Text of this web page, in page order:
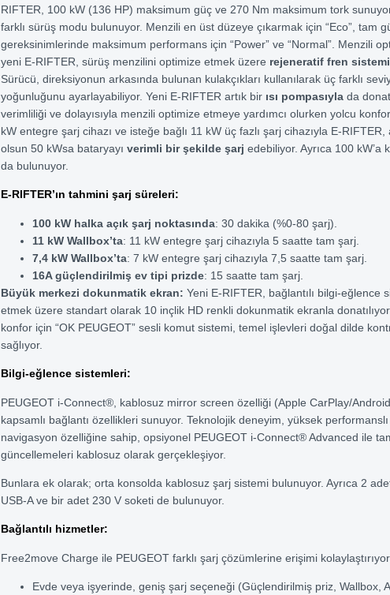
RIFTER, 100 kW (136 HP) maksimum güç ve 270 Nm maksimum tork
farklı sürüş modu bulunuyor. Menzili en üst düzeye çıkarmak için “Eco”, tam
gereksinimlerinde maksimum performans için “Power” ve “Normal”. Menzili
yeni E-RIFTER, sürüş menzilini optimize etmek üzere rejeneratif fren
Sürücü, direksiyonun arkasında bulunan kulakçıkları kullanılarak üç farklı
yoğunluğunu ayarlayabiliyor. Yeni E-RIFTER artık bir ısı pompasıyla da
verimliliği ve dolayısıyla menzili optimize etmeye yardımcı olurken yolcu
kW entegre şarj cihazı ve isteğe bağlı 11 kW üç fazlı şarj cihazıyla E-RIFTER,
olsun 50 kWsa bataryayı verimli bir şekilde şarj edebiliyor. Ayrıca 100 kW’a
da bulunuyor.
E-RIFTER’ın tahmini şarj süreleri:
100 kW halka açık şarj noktasında: 30 dakika (%0-80 şarj).
11 kW Wallbox’ta: 11 kW entegre şarj cihazıyla 5 saatte tam şarj.
7,4 kW Wallbox’ta: 7 kW entegre şarj cihazıyla 7,5 saatte tam şarj.
16A güçlendirilmiş ev tipi prizde: 15 saatte tam şarj.
Büyük merkezi dokunmatik ekran: Yeni E-RIFTER, bağlantılı bilgi-eğlence
etmek üzere standart olarak 10 inçlik HD renkli dokunmatik ekranla
konfor için “OK PEUGEOT” sesli komut sistemi, temel işlevleri doğal dilde
sağlıyor.
Bilgi-eğlence sistemleri:
PEUGEOT i-Connect®, kablosuz mirror screen özelliği (Apple CarPlay/
kapsamlı bağlantı özellikleri sunuyor. Teknolojik deneyim, yüksek performanslı
navigasyon özelliğine sahip, opsiyonel PEUGEOT i-Connect® Advanced ile
güncellemeleri kablosuz olarak gerçekleşiyor.
Bunlara ek olarak; orta konsolda kablosuz şarj sistemi bulunuyor. Ayrıca 2
USB-A ve bir adet 230 V soketi de bulunuyor.
Bağlantılı hizmetler:
Free2move Charge ile PEUGEOT farklı şarj çözümlerine erişimi
Evde veya işyerinde, geniş şarj seçeneği (Güçlendirilmiş priz, Wallbox,